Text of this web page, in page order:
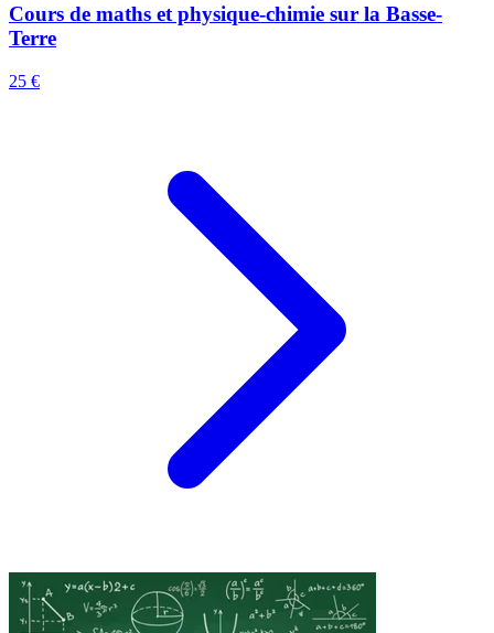
Cours de maths et physique-chimie sur la Basse-
Terre
25 €